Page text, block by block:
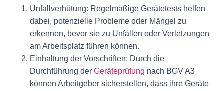
Unfallverhütung: Regelmäßige Gerätetests helfen
dabei, potenzielle Probleme oder Mängel zu
erkennen, bevor sie zu Unfällen oder Verletzungen
am Arbeitsplatz führen können.
Einhaltung der Vorschriften: Durch die
Durchführung der Geräteprüfung nach BGV A3
können Arbeitgeber sicherstellen, dass ihre Geräte